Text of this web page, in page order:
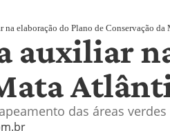
elaboração do Plano de Conservação da
auxiliar
das áreas